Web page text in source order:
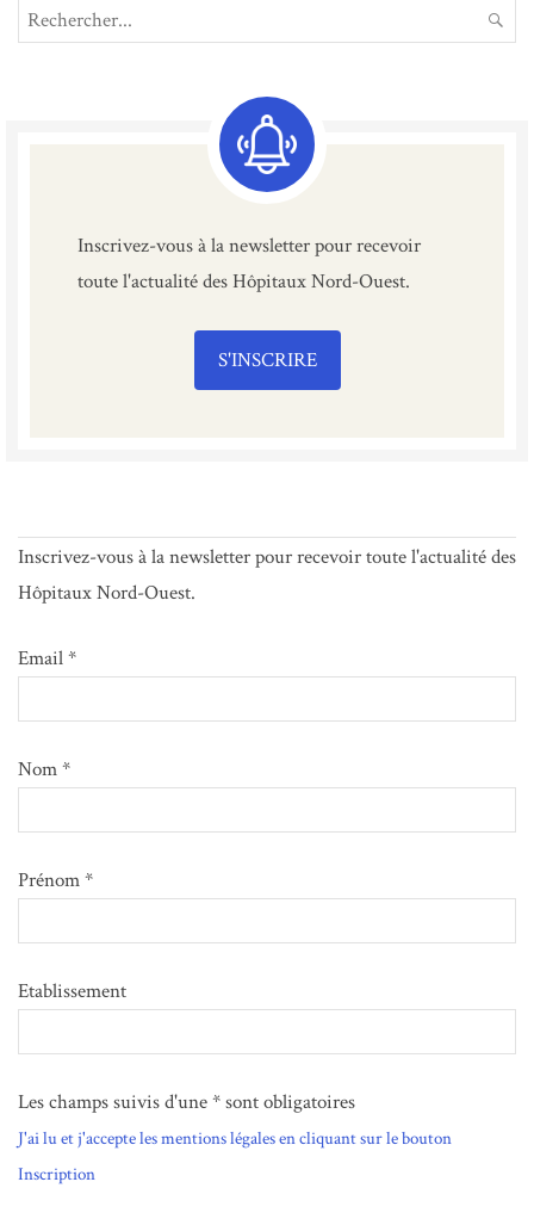
Search
for:
Inscrivez-vous à la newsletter pour recevoir
toute l'actualité des Hôpitaux Nord-Ouest.
S'INSCRIRE
Inscrivez-vous à la newsletter pour recevoir toute l'actualité des
Hôpitaux Nord-Ouest.
Email *
Nom *
Prénom *
Etablissement
Les champs suivis d'une * sont obligatoires
J'ai lu et j'accepte les mentions légales en cliquant sur le bouton
Inscription